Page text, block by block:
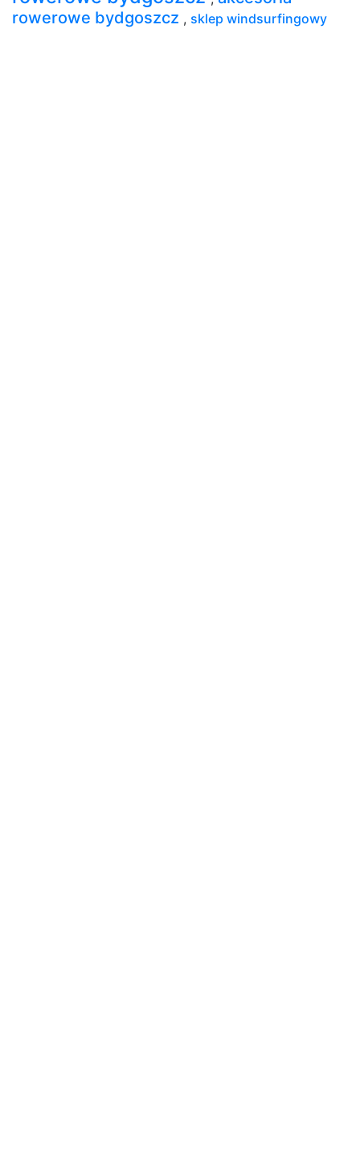
rowerowe bydgoszcz , sklep windsurfingowy